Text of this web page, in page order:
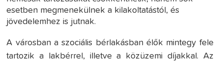
esetben megmenekülnek a kilakoltatástól, és
jövedelemhez is jutnak.
A városban a szociális bérlakásban élők mintegy fele
tartozik a lakbérrel, illetve a közüzemi díjakkal. Az